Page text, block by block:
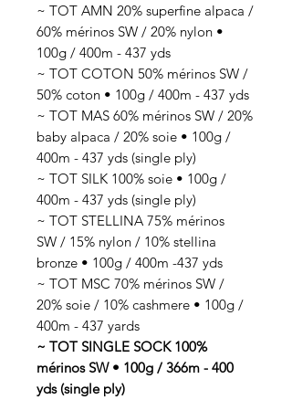
~ TOT AMN 20% superfine alpaca /
60% mérinos SW / 20% nylon •
100g / 400m - 437 yds
~ TOT COTON 50% mérinos SW /
50% coton • 100g / 400m - 437 yds
~ TOT MAS 60% mérinos SW / 20%
baby alpaca / 20% soie • 100g /
400m - 437 yds (single ply)
~ TOT SILK 100% soie • 100g /
400m - 437 yds (single ply)
~ TOT STELLINA 75% mérinos
SW / 15% nylon / 10% stellina
bronze • 100g / 400m -437 yds
~ TOT MSC 70% mérinos SW /
20% soie / 10% cashmere • 100g /
400m - 437 yards
~ TOT SINGLE SOCK 100%
mérinos SW • 100g / 366m - 400
yds (single ply)